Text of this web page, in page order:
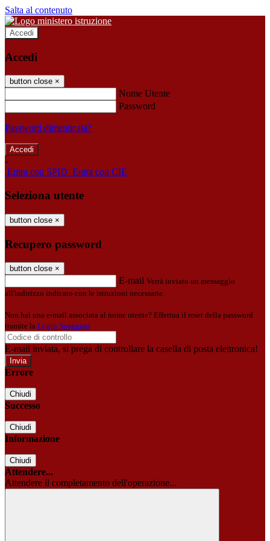
Salta al contenuto
Accedi
Accedi
button close ×
Nome Utente
Password
Password dimenticata?
-
Entra con SPID Entra con CIE
Seleziona utente
button close ×
Recupero password
button close ×
E-mail Verrà inviato un messaggio
all'indirizzo indicato con le istruzioni necessarie.
Non hai una e-mail associata al nome utente? Effettua il reset della password
tramite la Login Spaggiari
E-mail inviata, si prega di controllare la casella di posta elettronica!
Errore
Chiudi
Successo
Chiudi
Informazione
Chiudi
Attendere...
Attendere il completamento dell'operazione...